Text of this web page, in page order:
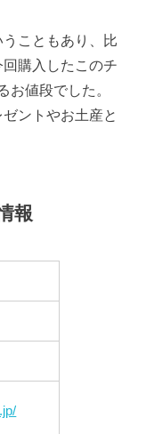
こともあり、比
購入したこのチ
お値段でした。
ントやお土産と
報